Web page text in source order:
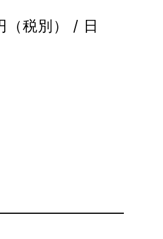
税別） / 日